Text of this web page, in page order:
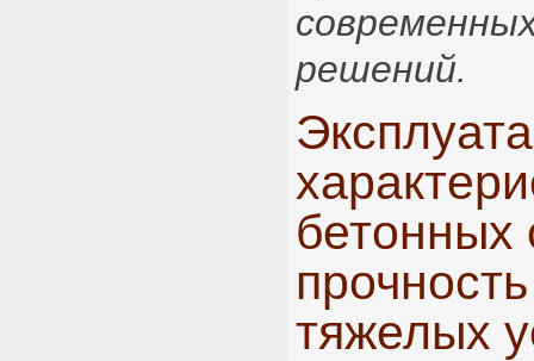
решений.
бетонных
тяжелых